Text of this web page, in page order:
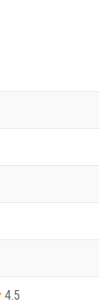
4.5